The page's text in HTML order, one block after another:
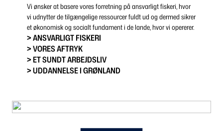
Vi ønsker at basere vores forretning på ansvarligt fiskeri, hvor
vi udnytter de tilgængelige ressourcer fuldt ud og dermed sikrer
et økonomisk og socialt fundament i de lande, hvor vi opererer.
> ANSVARLIGT FISKERI
> VORES AFTRYK
> ET SUNDT ARBEJDSLIV
> UDDANNELSE I GRØNLAND